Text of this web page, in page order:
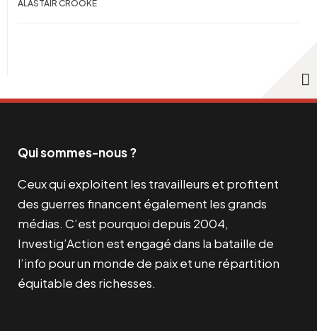
ALASTAIR CROOKE
Qui sommes-nous ?
Ceux qui exploitent les travailleurs et profitent
des guerres financent également les grands
médias. C’est pourquoi depuis 2004,
Investig’Action est engagé dans la bataille de
l’info pour un monde de paix et une répartition
équitable des richesses.